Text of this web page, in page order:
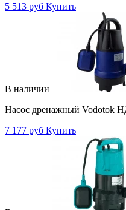
5 513 руб Купить
В наличии
Насос дренажный Vodotok
7 177 руб Купить